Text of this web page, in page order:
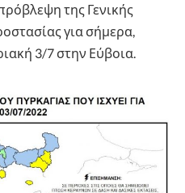
της Γενικής
για σήμερα,
3/7 στην Εύβοια.